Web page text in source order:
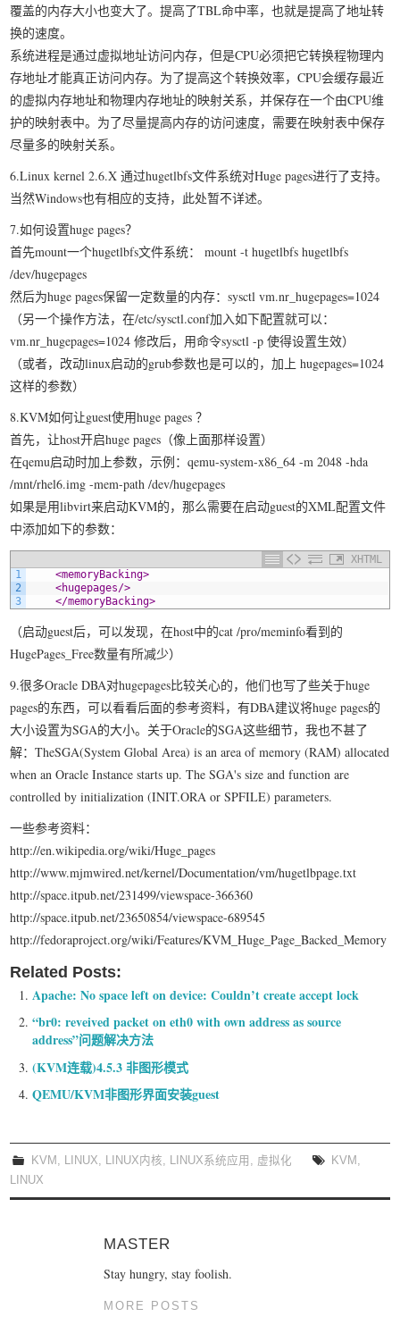
覆盖的内存大小也变大了。提高了TBL命中率，也就是提高了地址转
换的速度。
系统进程是通过虚拟地址访问内存，但是CPU必须把它转换程物理内
存地址才能真正访问内存。为了提高这个转换效率，CPU会缓存最近
的虚拟内存地址和物理内存地址的映射关系，并保存在一个由CPU维
护的映射表中。为了尽量提高内存的访问速度，需要在映射表中保存
尽量多的映射关系。
6.Linux kernel 2.6.X 通过hugetlbfs文件系统对Huge pages进行了支持。
当然Windows也有相应的支持，此处暂不详述。
7.如何设置huge pages？
首先mount一个hugetlbfs文件系统： mount -t hugetlbfs hugetlbfs
/dev/hugepages
然后为huge pages保留一定数量的内存：sysctl vm.nr_hugepages=1024
（另一个操作方法，在/etc/sysctl.conf加入如下配置就可以：
vm.nr_hugepages=1024 修改后，用命令sysctl -p 使得设置生效）
（或者，改动linux启动的grub参数也是可以的，加上 hugepages=1024
这样的参数）
8.KVM如何让guest使用huge pages ？
首先，让host开启huge pages（像上面那样设置）
在qemu启动时加上参数，示例：qemu-system-x86_64 -m 2048 -hda
/mnt/rhel6.img -mem-path /dev/hugepages
如果是用libvirt来启动KVM的，那么需要在启动guest的XML配置文件
中添加如下的参数：
XHTML
1
2
3
<memoryBacking>
<hugepages/>
</memoryBacking>
（启动guest后，可以发现，在host中的cat /pro/meminfo看到的
HugePages_Free数量有所减少）
9.很多Oracle DBA对hugepages比较关心的，他们也写了些关于huge
pages的东西，可以看看后面的参考资料，有DBA建议将huge pages的
大小设置为SGA的大小。关于Oracle的SGA这些细节，我也不甚了
解：TheSGA(System Global Area) is an area of memory (RAM) allocated
when an Oracle Instance starts up. The SGA's size and function are
controlled by initialization (INIT.ORA or SPFILE) parameters.
一些参考资料：
http://en.wikipedia.org/wiki/Huge_pages
http://www.mjmwired.net/kernel/Documentation/vm/hugetlbpage.txt
http://space.itpub.net/231499/viewspace-366360
http://space.itpub.net/23650854/viewspace-689545
http://fedoraproject.org/wiki/Features/KVM_Huge_Page_Backed_Memory
Related Posts:
Apache: No space left on device: Couldn’t create accept lock
“br0: reveived packet on eth0 with own address as source
address”问题解决方法
(KVM连载)4.5.3 非图形模式
QEMU/KVM非图形界面安装guest
KVM , LINUX, LINUX内核, LINUX系统应用 , 虚拟化 KVM ,
LINUX
MASTER
Stay hungry, stay foolish.
MORE POSTS